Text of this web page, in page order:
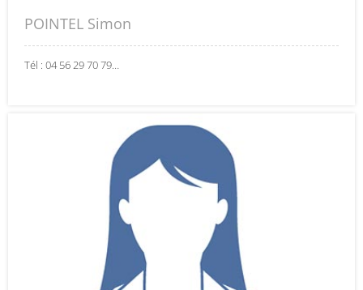
POINTEL Simon
Tél : 04 56 29 70 79…